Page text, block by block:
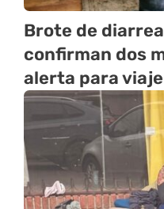
Brote de
confirman dos
alerta para